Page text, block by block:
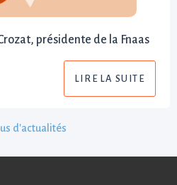
présidente de la Fnaas
LIRE LA SUITE
d'actualités